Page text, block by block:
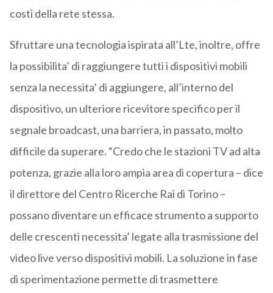
costi della rete stessa.
Sfruttare una tecnologia ispirata all’Lte, inoltre, offre
la possibilita’ di raggiungere tutti i dispositivi mobili
senza la necessita’ di aggiungere, all’interno del
dispositivo, un ulteriore ricevitore specifico per il
segnale broadcast, una barriera, in passato, molto
difficile da superare. “Credo che le stazioni TV ad alta
potenza, grazie alla loro ampia area di copertura – dice
il direttore del Centro Ricerche Rai di Torino –
possano diventare un efficace strumento a supporto
delle crescenti necessita’ legate alla trasmissione del
video live verso dispositivi mobili. La soluzione in fase
di sperimentazione permette di trasmettere